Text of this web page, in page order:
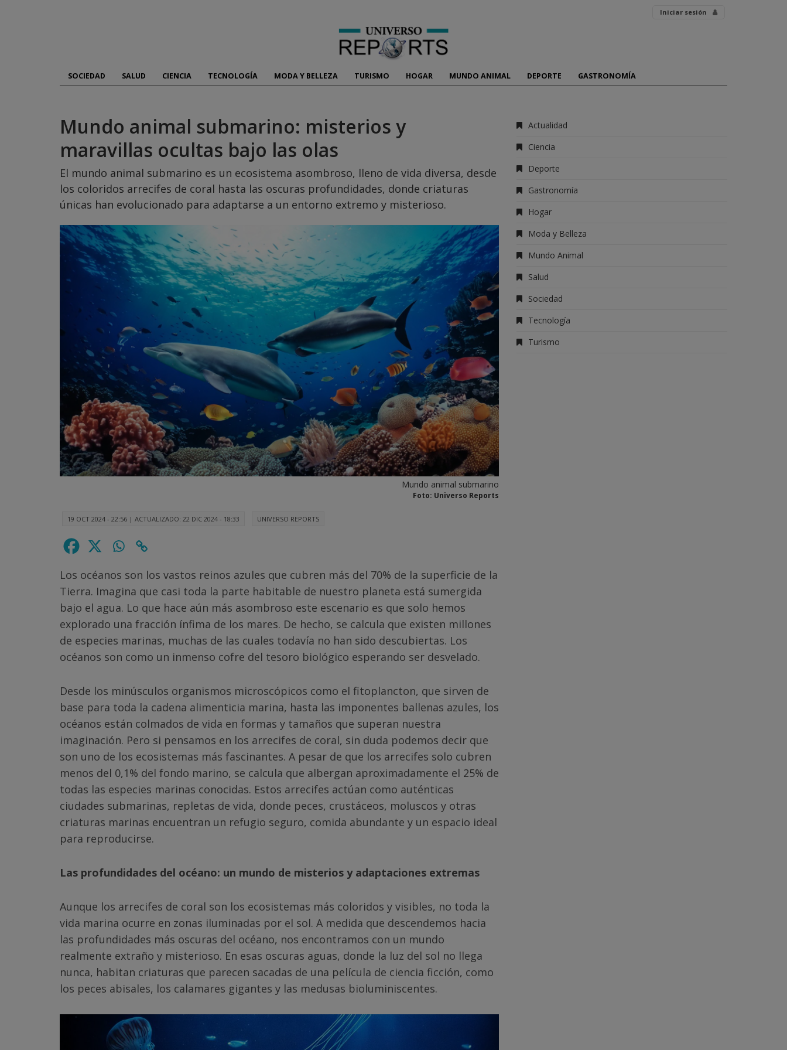
Iniciar sesión
SOCIEDAD SALUD CIENCIA TECNOLOGÍA MODA Y BELLEZA TURISMO HOGAR MUNDO ANIMAL DEPORTE GASTRONOMÍA
Mundo animal submarino: misterios y
maravillas ocultas bajo las olas
El mundo animal submarino es un ecosistema asombroso, lleno de vida diversa, desde
los coloridos arrecifes de coral hasta las oscuras profundidades, donde criaturas
únicas han evolucionado para adaptarse a un entorno extremo y misterioso.
Mundo animal submarino
Foto: Universo Reports
19 OCT 2024 - 22:56 | ACTUALIZADO: 22 DIC 2024 - 18:33 UNIVERSO REPORTS
Los océanos son los vastos reinos azules que cubren más del 70% de la superficie de la
Tierra. Imagina que casi toda la parte habitable de nuestro planeta está sumergida
bajo el agua. Lo que hace aún más asombroso este escenario es que solo hemos
explorado una fracción ínfima de los mares. De hecho, se calcula que existen millones
de especies marinas, muchas de las cuales todavía no han sido descubiertas. Los
océanos son como un inmenso cofre del tesoro biológico esperando ser desvelado.
Desde los minúsculos organismos microscópicos como el fitoplancton, que sirven de
base para toda la cadena alimenticia marina, hasta las imponentes ballenas azules, los
océanos están colmados de vida en formas y tamaños que superan nuestra
imaginación. Pero si pensamos en los arrecifes de coral, sin duda podemos decir que
son uno de los ecosistemas más fascinantes. A pesar de que los arrecifes solo cubren
menos del 0,1% del fondo marino, se calcula que albergan aproximadamente el 25% de
todas las especies marinas conocidas. Estos arrecifes actúan como auténticas
ciudades submarinas, repletas de vida, donde peces, crustáceos, moluscos y otras
criaturas marinas encuentran un refugio seguro, comida abundante y un espacio ideal
para reproducirse.
Las profundidades del océano: un mundo de misterios y adaptaciones extremas
Aunque los arrecifes de coral son los ecosistemas más coloridos y visibles, no toda la
vida marina ocurre en zonas iluminadas por el sol. A medida que descendemos hacia
las profundidades más oscuras del océano, nos encontramos con un mundo
realmente extraño y misterioso. En esas oscuras aguas, donde la luz del sol no llega
nunca, habitan criaturas que parecen sacadas de una película de ciencia ficción, como
los peces abisales, los calamares gigantes y las medusas bioluminiscentes.
Actualidad
Ciencia
Deporte
Gastronomía
Hogar
Moda y Belleza
Mundo Animal
Salud
Sociedad
Tecnología
Turismo